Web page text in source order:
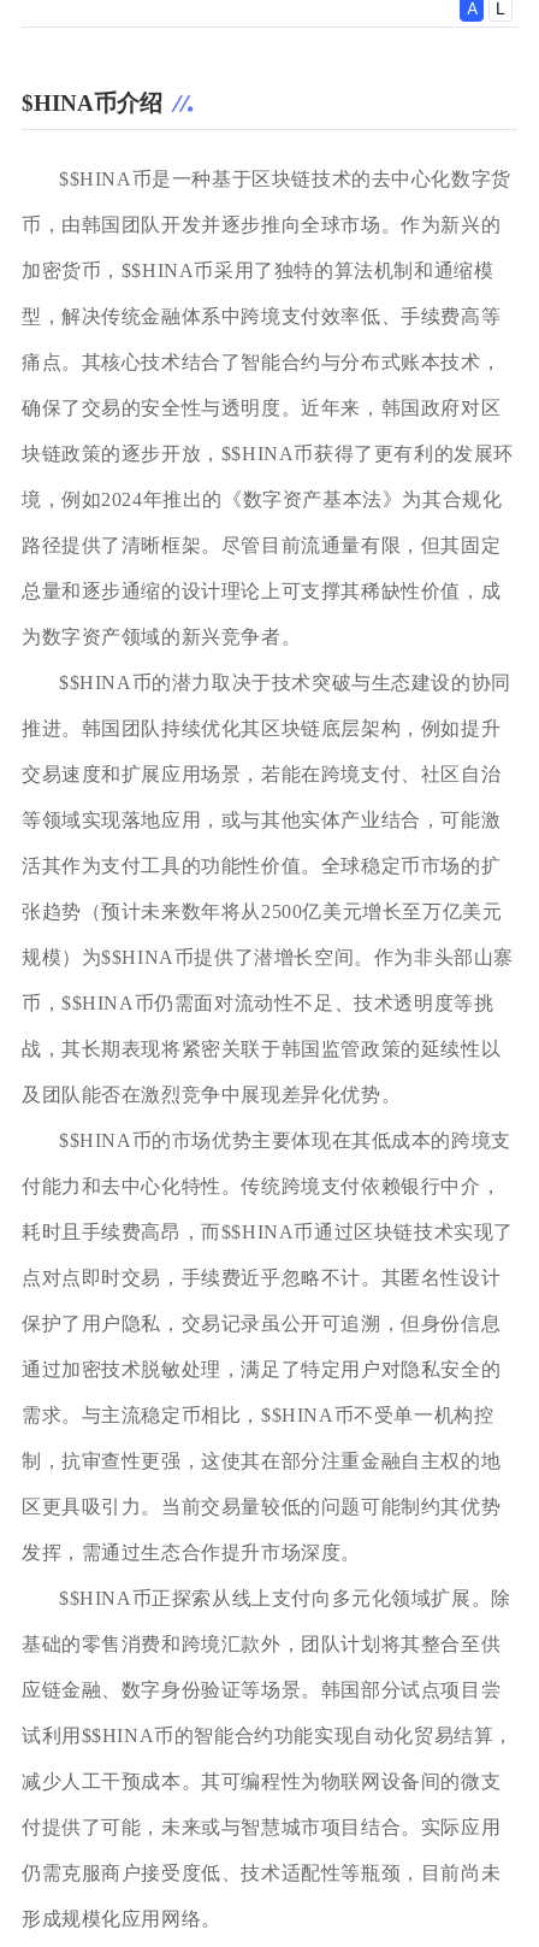
$HINA币介绍
$$HINA币是一种基于区块链技术的去中心化数字货
币，由韩国团队开发并逐步推向全球市场。作为新兴的
加密货币，$$HINA币采用了独特的算法机制和通缩模
型，解决传统金融体系中跨境支付效率低、手续费高等
痛点。其核心技术结合了智能合约与分布式账本技术，
确保了交易的安全性与透明度。近年来，韩国政府对区
块链政策的逐步开放，$$HINA币获得了更有利的发展环
境，例如2024年推出的《数字资产基本法》为其合规化
路径提供了清晰框架。尽管目前流通量有限，但其固定
总量和逐步通缩的设计理论上可支撑其稀缺性价值，成
为数字资产领域的新兴竞争者。
$$HINA币的潜力取决于技术突破与生态建设的协同
推进。韩国团队持续优化其区块链底层架构，例如提升
交易速度和扩展应用场景，若能在跨境支付、社区自治
等领域实现落地应用，或与其他实体产业结合，可能激
活其作为支付工具的功能性价值。全球稳定币市场的扩
张趋势（预计未来数年将从2500亿美元增长至万亿美元
规模）为$$HINA币提供了潜增长空间。作为非头部山寨
币，$$HINA币仍需面对流动性不足、技术透明度等挑
战，其长期表现将紧密关联于韩国监管政策的延续性以
及团队能否在激烈竞争中展现差异化优势。
$$HINA币的市场优势主要体现在其低成本的跨境支
付能力和去中心化特性。传统跨境支付依赖银行中介，
耗时且手续费高昂，而$$HINA币通过区块链技术实现了
点对点即时交易，手续费近乎忽略不计。其匿名性设计
保护了用户隐私，交易记录虽公开可追溯，但身份信息
通过加密技术脱敏处理，满足了特定用户对隐私安全的
需求。与主流稳定币相比，$$HINA币不受单一机构控
制，抗审查性更强，这使其在部分注重金融自主权的地
区更具吸引力。当前交易量较低的问题可能制约其优势
发挥，需通过生态合作提升市场深度。
$$HINA币正探索从线上支付向多元化领域扩展。除
基础的零售消费和跨境汇款外，团队计划将其整合至供
应链金融、数字身份验证等场景。韩国部分试点项目尝
试利用$$HINA币的智能合约功能实现自动化贸易结算，
减少人工干预成本。其可编程性为物联网设备间的微支
付提供了可能，未来或与智慧城市项目结合。实际应用
仍需克服商户接受度低、技术适配性等瓶颈，目前尚未
形成规模化应用网络。